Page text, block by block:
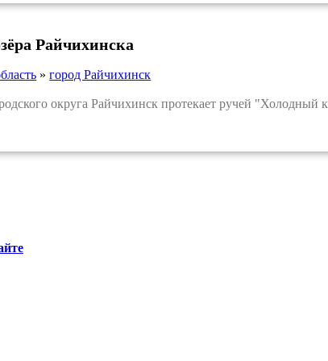
Райчихинска
»город Райчихинск
округа Райчихинск протекает ручей "Холодный